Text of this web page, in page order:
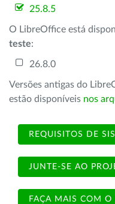
25.8.5
O LibreOffice está
teste:
26.8.0
Versões antigas do
estão disponíveis nos
REQUISITOS DE
JUNTE-SE AO
FAÇA MAIS COM O